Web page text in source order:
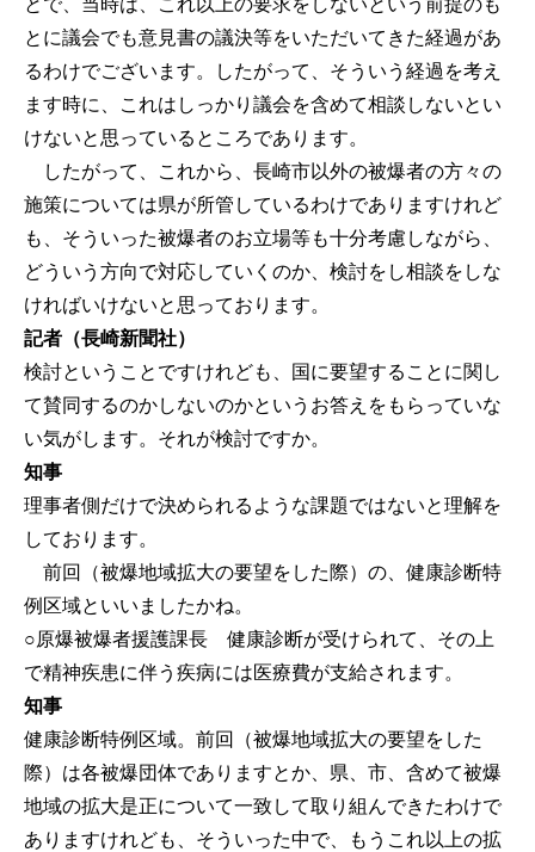
とで、当時は、これ以上の要求をしないという前提のも
とに議会でも意見書の議決等をいただいてきた経過があ
るわけでございます。したがって、そういう経過を考え
ます時に、これはしっかり議会を含めて相談しないとい
けないと思っているところであります。
したがって、これから、長崎市以外の被爆者の方々の
施策については県が所管しているわけでありますけれど
も、そういった被爆者のお立場等も十分考慮しながら、
どういう方向で対応していくのか、検討をし相談をしな
ければいけないと思っております。
記者（長崎新聞社）
検討ということですけれども、国に要望することに関し
て賛同するのかしないのかというお答えをもらっていな
い気がします。それが検討ですか。
知事
理事者側だけで決められるような課題ではないと理解を
しております。
前回（被爆地域拡大の要望をした際）の、健康診断特
例区域といいましたかね。
○原爆被爆者援護課長 健康診断が受けられて、その上
で精神疾患に伴う疾病には医療費が支給されます。
知事
健康診断特例区域。前回（被爆地域拡大の要望をした
際）は各被爆団体でありますとか、県、市、含めて被爆
地域の拡大是正について一致して取り組んできたわけで
ありますけれども、そういった中で、もうこれ以上の拡